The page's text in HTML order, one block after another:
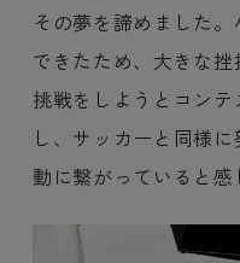
その夢を諦めました
できたため、大きな
挑戦をしようとコン
し、サッカーと同様
動に繋がっていると感